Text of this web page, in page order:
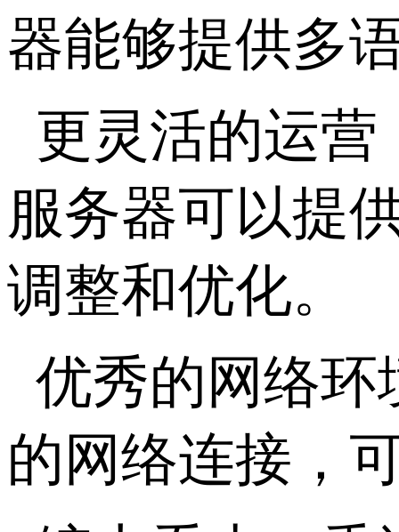
器能够提供多
更灵活的运
服务器可以提
调整和优化。
优秀的网络环
的网络连接，